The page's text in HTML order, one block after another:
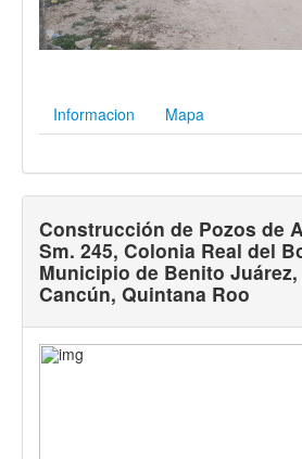
Informacion Mapa
Construcción de Pozos de
Sm. 245, Colonia Real del
Municipio de Benito
Cancún, Quintana Roo